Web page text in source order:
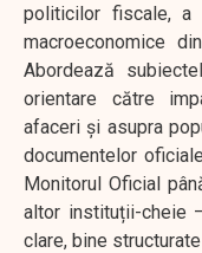
politicilor fiscale, a
macroeconomice
Abordează
orientare către
afaceri și asupra
documentelor
Monitorul Oficial
altor instituții-cheie
clare, bine